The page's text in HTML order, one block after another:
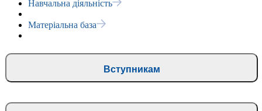
Навчальна діяльність
Матеріальна база
Вступникам